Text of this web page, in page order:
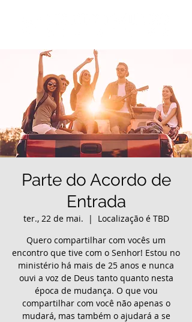
Parte do Acordo de
Entrada
ter., 22 de mai.
  |
Localização é TBD
Quero compartilhar com vocês um
encontro que tive com o Senhor! Estou no
ministério há mais de 25 anos e nunca
ouvi a voz de Deus tanto quanto nesta
época de mudança. O que vou
compartilhar com você não apenas o
mudará, mas também o ajudará a se